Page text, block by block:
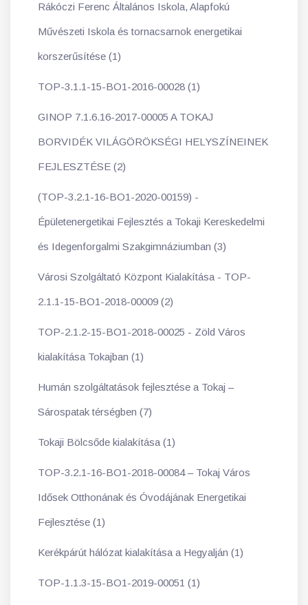
Rákóczi Ferenc Általános Iskola, Alapfokú
Művészeti Iskola és tornacsarnok energetikai
korszerűsítése (1)
TOP-3.1.1-15-BO1-2016-00028 (1)
GINOP 7.1.6.16-2017-00005 A TOKAJ
BORVIDÉK VILÁGÖRÖKSÉGI HELYSZÍNEINEK
FEJLESZTÉSE (2)
(TOP-3.2.1-16-BO1-2020-00159) -
Épületenergetikai Fejlesztés a Tokaji Kereskedelmi
és Idegenforgalmi Szakgimnáziumban (3)
Városi Szolgáltató Központ Kialakítása - TOP-
2.1.1-15-BO1-2018-00009 (2)
TOP-2.1.2-15-BO1-2018-00025 - Zöld Város
kialakítása Tokajban (1)
Humán szolgáltatások fejlesztése a Tokaj –
Sárospatak térségben (7)
Tokaji Bölcsőde kialakítása (1)
TOP-3.2.1-16-BO1-2018-00084 – Tokaj Város
Idősek Otthonának és Óvodájának Energetikai
Fejlesztése (1)
Kerékpárút hálózat kialakítása a Hegyalján (1)
TOP-1.1.3-15-BO1-2019-00051 (1)